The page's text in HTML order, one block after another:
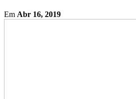
Em Abr 16, 2019